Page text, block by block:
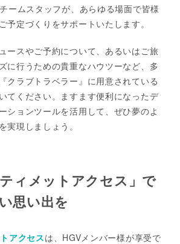
ームスタッフが、あらゆる場面で皆様
予定づくりをサポートいたします。
ースやご予約について、あるいはご旅
に行うための貴重なハウツーなど、多
クラブトラベラー』に用意されている
てください。ますます便利になったデ
ションツールを活用して、ぜひ夢のよ
実現しましょう。
ティメットアクセス」で
思い出を
アクセスは、HGVメンバー様が享受で